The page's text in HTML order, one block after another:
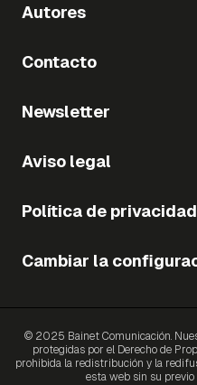
Autores
Contacto
Newsletter
Aviso legal
Política de privacidad
Cambiar la
© 2025 Bainet Comunicación.
protegidas por el Derecho de
prohibida la redistribución y la
esta web sin su previo